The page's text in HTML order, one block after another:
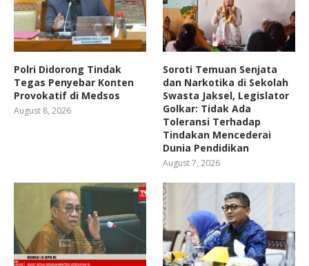
Polri Didorong Tindak
Tegas Penyebar Konten
Provokatif di Medsos
August 8, 2026
Soroti Temuan Senjata
dan Narkotika di Sekolah
Swasta Jaksel, Legislator
Golkar: Tidak Ada
Toleransi Terhadap
Tindakan Mencederai
Dunia Pendidikan
August 7, 2026